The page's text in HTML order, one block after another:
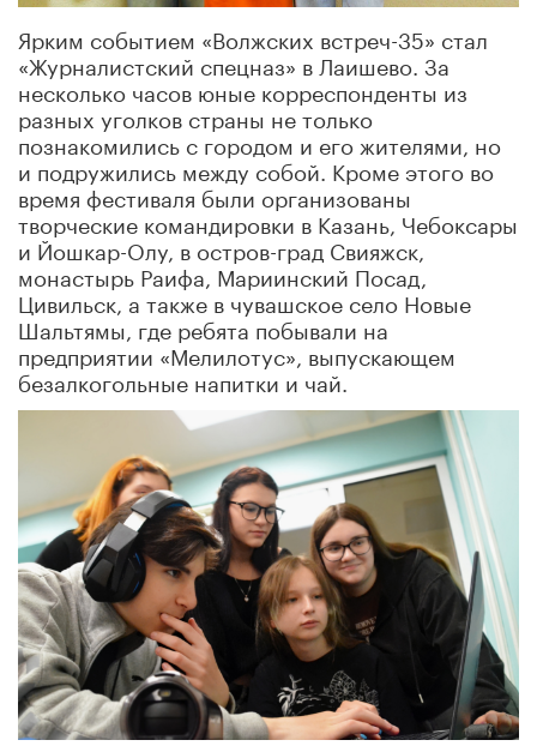
Ярким событием «Волжских встреч-35» стал
«Журналистский спецназ» в Лаишево. За
несколько часов юные корреспонденты из
разных уголков страны не только
познакомились с городом и его жителями, но
и подружились между собой. Кроме этого во
время фестиваля были организованы
творческие командировки в Казань, Чебоксары
и Йошкар-Олу, в остров-град Свияжск,
монастырь Раифа, Мариинский Посад,
Цивильск, а также в чувашское село Новые
Шальтямы, где ребята побывали на
предприятии «Мелилотус», выпускающем
безалкогольные напитки и чай.